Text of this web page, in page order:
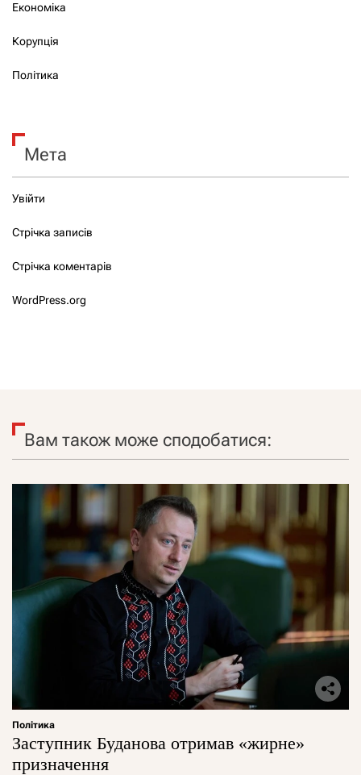
Економіка
Корупція
Політика
Мета
Увійти
Стрічка записів
Стрічка коментарів
WordPress.org
Вам також може сподобатися:
Політика
Заступник Буданова отримав «жирне»
призначення